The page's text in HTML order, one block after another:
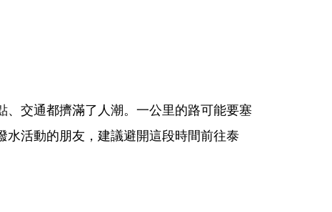
交通都擠滿了人潮。一公里的路可能要塞
活動的朋友，建議避開這段時間前往泰